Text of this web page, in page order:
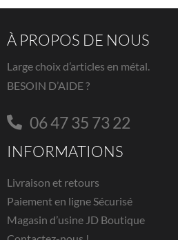
À PROPOS DE NOUS
Large choix d’articles en métal.
BESOIN D’AIDE ?
06 47 35 73 22
INFORMATIONS
Livraison et retours
Paiement en ligne Sécurisé
Magasin d’usine JD Boutique